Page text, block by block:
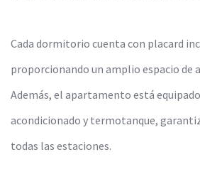
Cada dormitorio cuenta con placard
proporcionando un amplio espacio de
Además, el apartamento está
acondicionado y termotanque,
todas las estaciones.